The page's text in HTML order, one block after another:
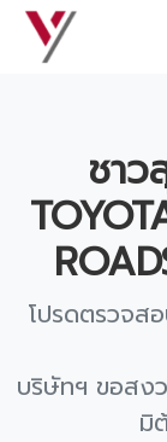
เกี่ยว
ปฏิทิน
รุ่นรถ
ชา
โปรดตรวจส
บริษัทฯ ขอสง
มิ